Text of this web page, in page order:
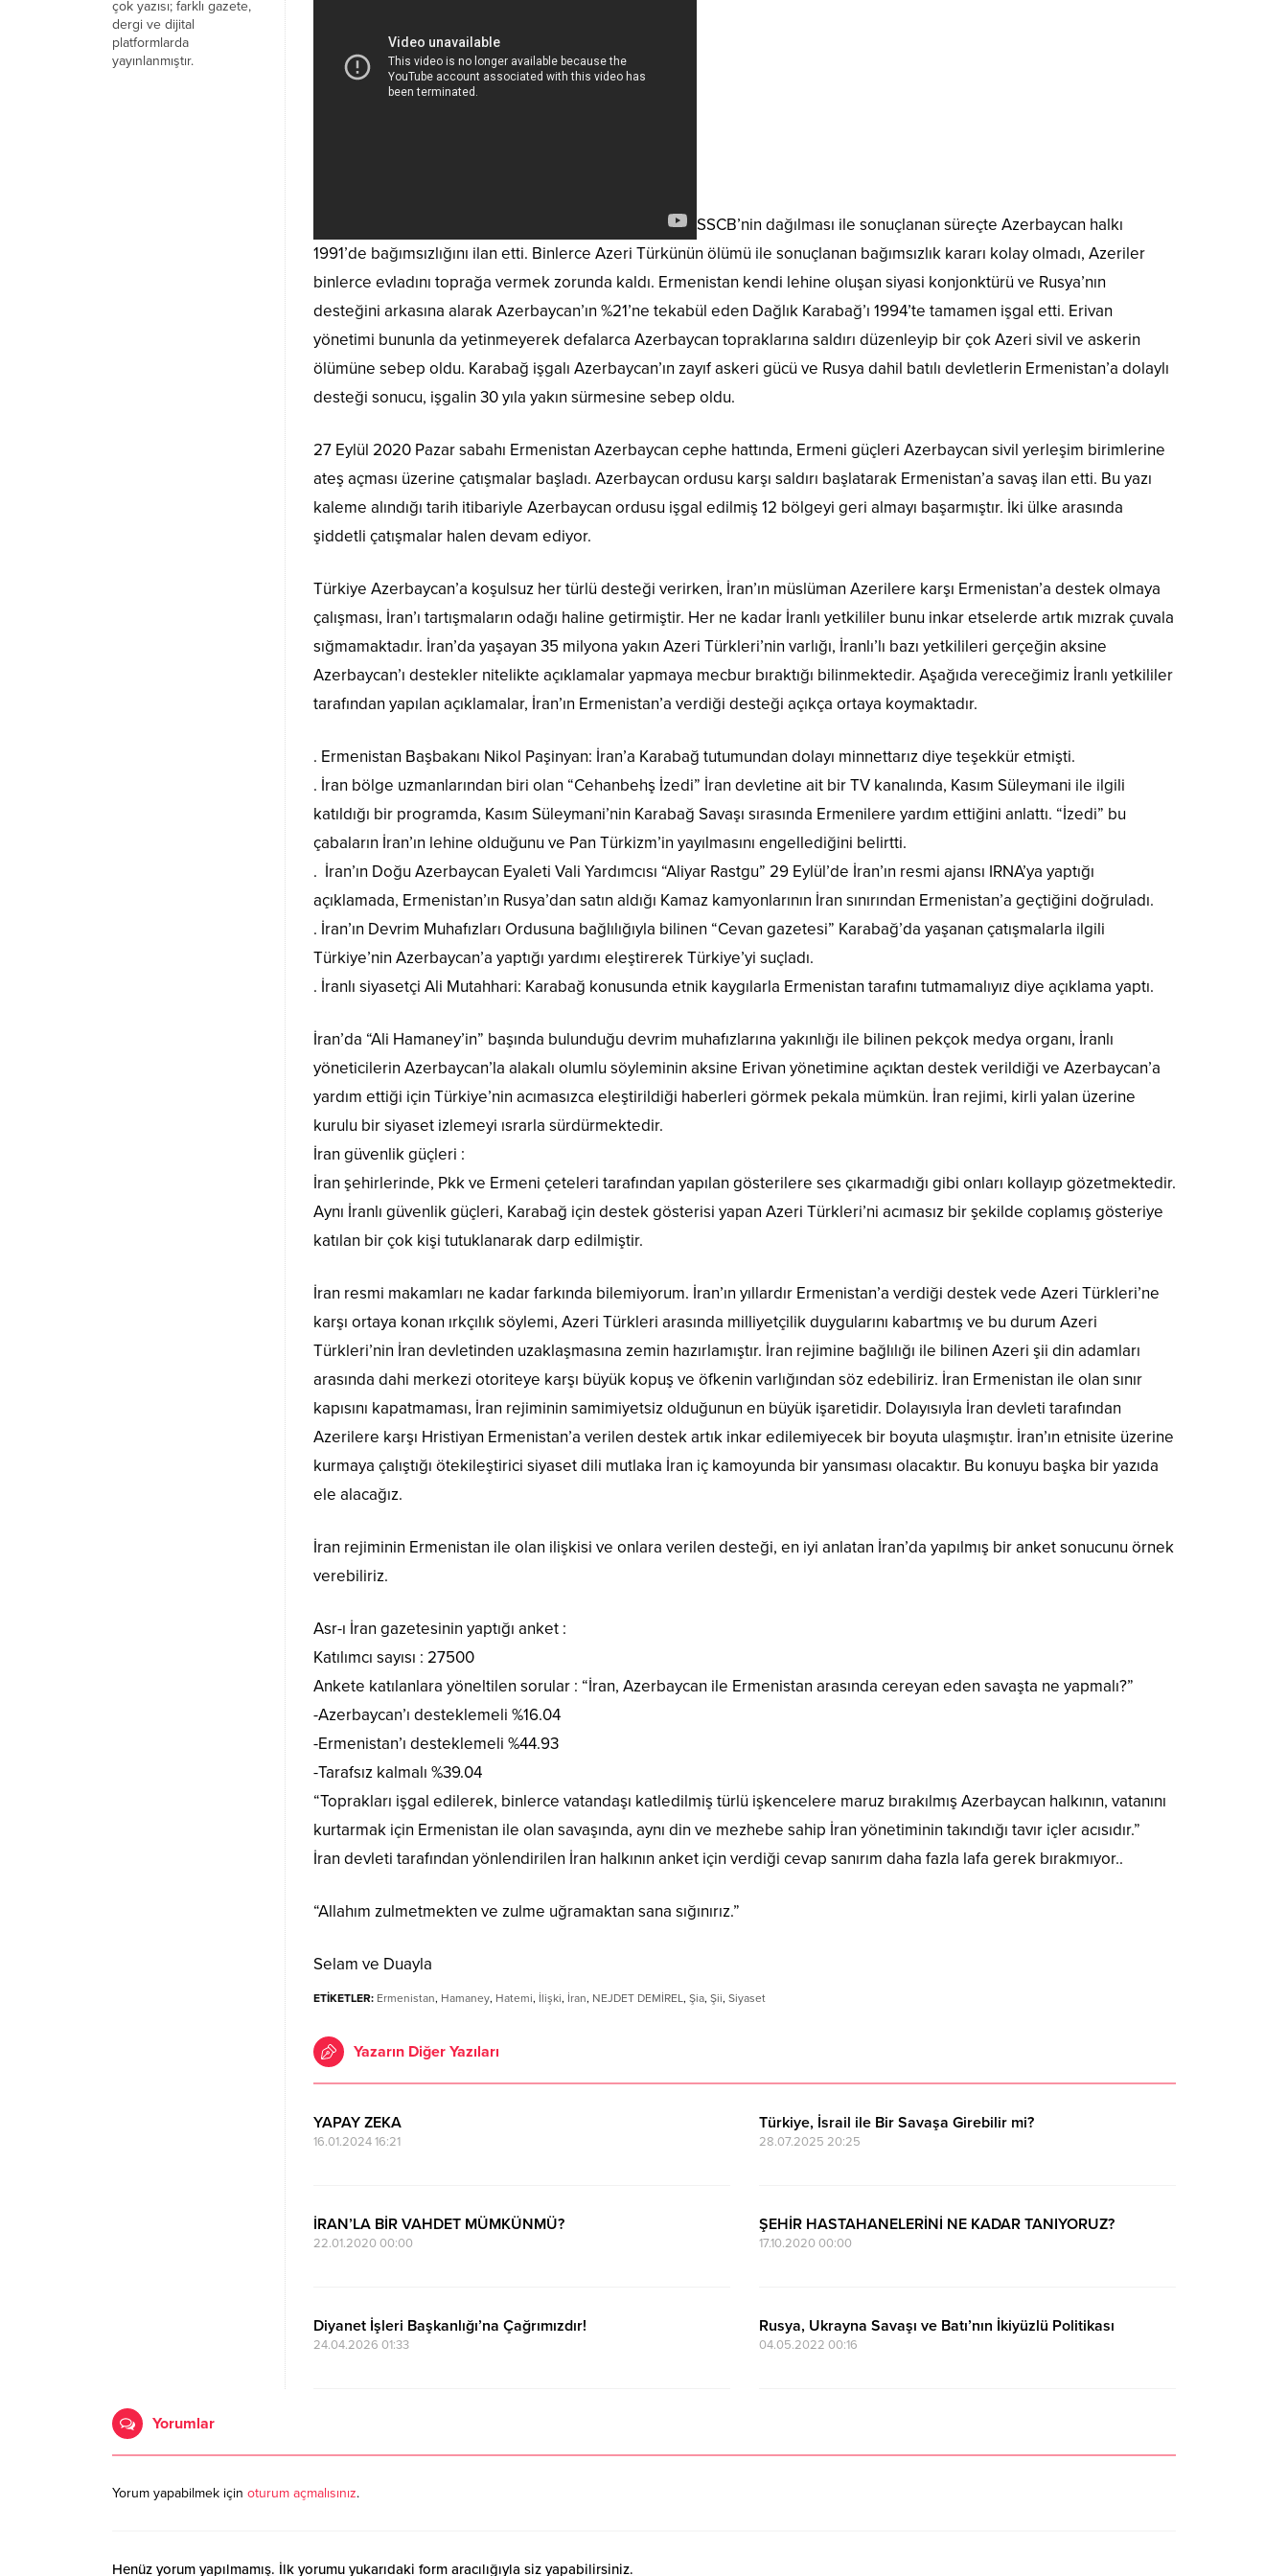
çok yazısı; farklı gazete,
dergi ve dijital
platformlarda
yayınlanmıştır.
SSCB’nin dağılması ile sonuçlanan süreçte Azerbaycan halkı
1991’de bağımsızlığını ilan etti. Binlerce Azeri Türkünün ölümü ile sonuçlanan bağımsızlık kararı kolay olmadı, Azeriler
binlerce evladını toprağa vermek zorunda kaldı. Ermenistan kendi lehine oluşan siyasi konjonktürü ve Rusya’nın
desteğini arkasına alarak Azerbaycan’ın %21’ne tekabül eden Dağlık Karabağ’ı 1994’te tamamen işgal etti. Erivan
yönetimi bununla da yetinmeyerek defalarca Azerbaycan topraklarına saldırı düzenleyip bir çok Azeri sivil ve askerin
ölümüne sebep oldu. Karabağ işgalı Azerbaycan’ın zayıf askeri gücü ve Rusya dahil batılı devletlerin Ermenistan’a dolaylı
desteği sonucu, işgalin 30 yıla yakın sürmesine sebep oldu.
27 Eylül 2020 Pazar sabahı Ermenistan Azerbaycan cephe hattında, Ermeni güçleri Azerbaycan sivil yerleşim birimlerine
ateş açması üzerine çatışmalar başladı. Azerbaycan ordusu karşı saldırı başlatarak Ermenistan’a savaş ilan etti. Bu yazı
kaleme alındığı tarih itibariyle Azerbaycan ordusu işgal edilmiş 12 bölgeyi geri almayı başarmıştır. İki ülke arasında
şiddetli çatışmalar halen devam ediyor.
Türkiye Azerbaycan’a koşulsuz her türlü desteği verirken, İran’ın müslüman Azerilere karşı Ermenistan’a destek olmaya
çalışması, İran’ı tartışmaların odağı haline getirmiştir. Her ne kadar İranlı yetkililer bunu inkar etselerde artık mızrak çuvala
sığmamaktadır. İran’da yaşayan 35 milyona yakın Azeri Türkleri’nin varlığı, İranlı’lı bazı yetkilileri gerçeğin aksine
Azerbaycan’ı destekler nitelikte açıklamalar yapmaya mecbur bıraktığı bilinmektedir. Aşağıda vereceğimiz İranlı yetkililer
tarafından yapılan açıklamalar, İran’ın Ermenistan’a verdiği desteği açıkça ortaya koymaktadır.
. Ermenistan Başbakanı Nikol Paşinyan: İran’a Karabağ tutumundan dolayı minnettarız diye teşekkür etmişti.
. İran bölge uzmanlarından biri olan “Cehanbehş İzedi” İran devletine ait bir TV kanalında, Kasım Süleymani ile ilgili
katıldığı bir programda, Kasım Süleymani’nin Karabağ Savaşı sırasında Ermenilere yardım ettiğini anlattı. “İzedi” bu
çabaların İran’ın lehine olduğunu ve Pan Türkizm’in yayılmasını engellediğini belirtti.
. İran’ın Doğu Azerbaycan Eyaleti Vali Yardımcısı “Aliyar Rastgu” 29 Eylül’de İran’ın resmi ajansı IRNA’ya yaptığı
açıklamada, Ermenistan’ın Rusya’dan satın aldığı Kamaz kamyonlarının İran sınırından Ermenistan’a geçtiğini doğruladı.
. İran’ın Devrim Muhafızları Ordusuna bağlılığıyla bilinen “Cevan gazetesi” Karabağ’da yaşanan çatışmalarla ilgili
Türkiye’nin Azerbaycan’a yaptığı yardımı eleştirerek Türkiye’yi suçladı.
. İranlı siyasetçi Ali Mutahhari: Karabağ konusunda etnik kaygılarla Ermenistan tarafını tutmamalıyız diye açıklama yaptı.
İran’da “Ali Hamaney’in” başında bulunduğu devrim muhafızlarına yakınlığı ile bilinen pekçok medya organı, İranlı
yöneticilerin Azerbaycan’la alakalı olumlu söyleminin aksine Erivan yönetimine açıktan destek verildiği ve Azerbaycan’a
yardım ettiği için Türkiye’nin acımasızca eleştirildiği haberleri görmek pekala mümkün. İran rejimi, kirli yalan üzerine
kurulu bir siyaset izlemeyi ısrarla sürdürmektedir.
İran güvenlik güçleri :
İran şehirlerinde, Pkk ve Ermeni çeteleri tarafından yapılan gösterilere ses çıkarmadığı gibi onları kollayıp gözetmektedir.
Aynı İranlı güvenlik güçleri, Karabağ için destek gösterisi yapan Azeri Türkleri’ni acımasız bir şekilde coplamış gösteriye
katılan bir çok kişi tutuklanarak darp edilmiştir.
İran resmi makamları ne kadar farkında bilemiyorum. İran’ın yıllardır Ermenistan’a verdiği destek vede Azeri Türkleri’ne
karşı ortaya konan ırkçılık söylemi, Azeri Türkleri arasında milliyetçilik duygularını kabartmış ve bu durum Azeri
Türkleri’nin İran devletinden uzaklaşmasına zemin hazırlamıştır. İran rejimine bağlılığı ile bilinen Azeri şii din adamları
arasında dahi merkezi otoriteye karşı büyük kopuş ve öfkenin varlığından söz edebiliriz. İran Ermenistan ile olan sınır
kapısını kapatmaması, İran rejiminin samimiyetsiz olduğunun en büyük işaretidir. Dolayısıyla İran devleti tarafından
Azerilere karşı Hristiyan Ermenistan’a verilen destek artık inkar edilemiyecek bir boyuta ulaşmıştır. İran’ın etnisite üzerine
kurmaya çalıştığı ötekileştirici siyaset dili mutlaka İran iç kamoyunda bir yansıması olacaktır. Bu konuyu başka bir yazıda
ele alacağız.
İran rejiminin Ermenistan ile olan ilişkisi ve onlara verilen desteği, en iyi anlatan İran’da yapılmış bir anket sonucunu örnek
verebiliriz.
Asr-ı İran gazetesinin yaptığı anket :
Katılımcı sayısı : 27500
Ankete katılanlara yöneltilen sorular : “İran, Azerbaycan ile Ermenistan arasında cereyan eden savaşta ne yapmalı?”
-Azerbaycan’ı desteklemeli %16.04
-Ermenistan’ı desteklemeli %44.93
-Tarafsız kalmalı %39.04
“Toprakları işgal edilerek, binlerce vatandaşı katledilmiş türlü işkencelere maruz bırakılmış Azerbaycan halkının, vatanını
kurtarmak için Ermenistan ile olan savaşında, aynı din ve mezhebe sahip İran yönetiminin takındığı tavır içler acısıdır.”
İran devleti tarafından yönlendirilen İran halkının anket için verdiği cevap sanırım daha fazla lafa gerek bırakmıyor..
“Allahım zulmetmekten ve zulme uğramaktan sana sığınırız.”
Selam ve Duayla
ETİKETLER: Ermenistan, Hamaney, Hatemi, İlişki, İran, NEJDET DEMİREL, Şia, Şii, Siyaset
Yazarın Diğer Yazıları
YAPAY ZEKA
16.01.2024 16:21
Türkiye, İsrail ile Bir Savaşa Girebilir mi?
28.07.2025 20:25
İRAN’LA BİR VAHDET MÜMKÜNMÜ?
22.01.2020 00:00
ŞEHİR HASTAHANELERİNİ NE KADAR TANIYORUZ?
17.10.2020 00:00
Diyanet İşleri Başkanlığı’na Çağrımızdır!
24.04.2026 01:33
Rusya, Ukrayna Savaşı ve Batı’nın İkiyüzlü Politikası
04.05.2022 00:16
Yorumlar
Yorum yapabilmek için oturum açmalısınız.
Henüz yorum yapılmamış. İlk yorumu yukarıdaki form aracılığıyla siz yapabilirsiniz.